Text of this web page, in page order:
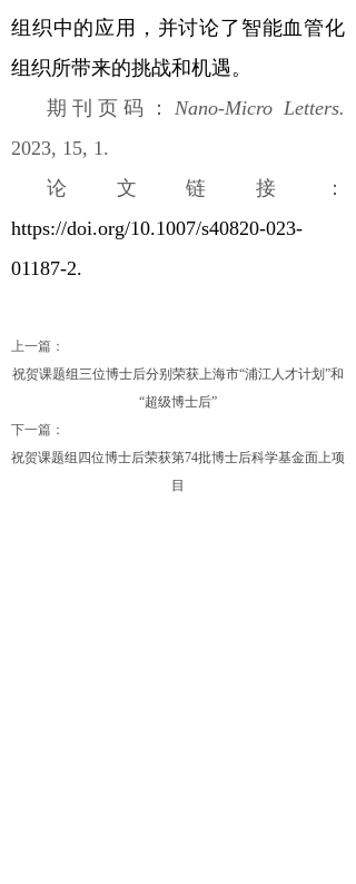
组织中的应用，并讨论了智能血管化
组织所带来的挑战和机遇。
期刊页码： Nano-Micro Letters.
2023, 15, 1.
论文链接：
https://doi.org/10.1007/s40820-023-
01187-2.
上一篇：
祝贺课题组三位博士后分别荣获上海市“浦江人才计划”和
“超级博士后”
下一篇：
祝贺课题组四位博士后荣获第74批博士后科学基金面上项
目